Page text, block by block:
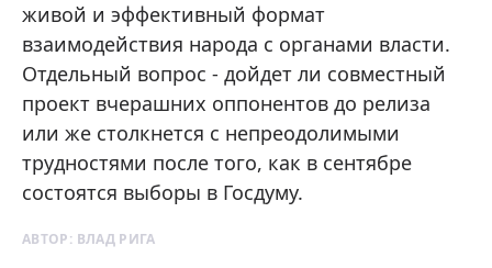
живой и эффективный формат
взаимодействия народа с органами власти.
Отдельный вопрос - дойдет ли совместный
проект вчерашних оппонентов до релиза
или же столкнется с непреодолимыми
трудностями после того, как в сентябре
состоятся выборы в Госдуму.
АВТОР: ВЛАД РИГА